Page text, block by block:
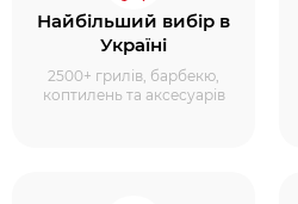
Найбільший вибір в
Україні
2500+ грилів, барбекю,
коптилень та аксесуарів